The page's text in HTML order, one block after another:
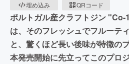
埋め込み
QRコード
ポルトガル産クラフトジン
は、そのフレッシュでフルーテ
と、驚くほど長い後味が特徴の
本発売開始に先立ってこのプロ